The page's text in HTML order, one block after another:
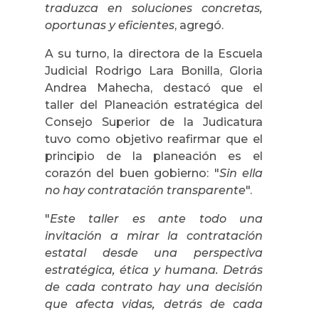
traduzca en soluciones concretas,
oportunas y eficientes, agregó.
A su turno, la directora de la Escuela
Judicial Rodrigo Lara Bonilla, Gloria
Andrea Mahecha, destacó que el
taller del Planeación estratégica del
Consejo Superior de la Judicatura
tuvo como objetivo reafirmar que el
principio de la planeación es el
corazón del buen gobierno: "Sin ella
no hay contratación transparente".
"Este taller es ante todo una
invitación a mirar la contratación
estatal desde una perspectiva
estratégica, ética y humana. Detrás
de cada contrato hay una decisión
que afecta vidas, detrás de cada